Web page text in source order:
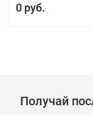
0 руб.
Получай